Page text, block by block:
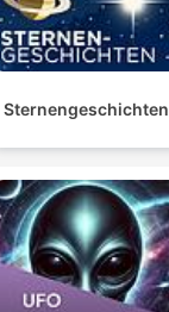
Sternengeschichten